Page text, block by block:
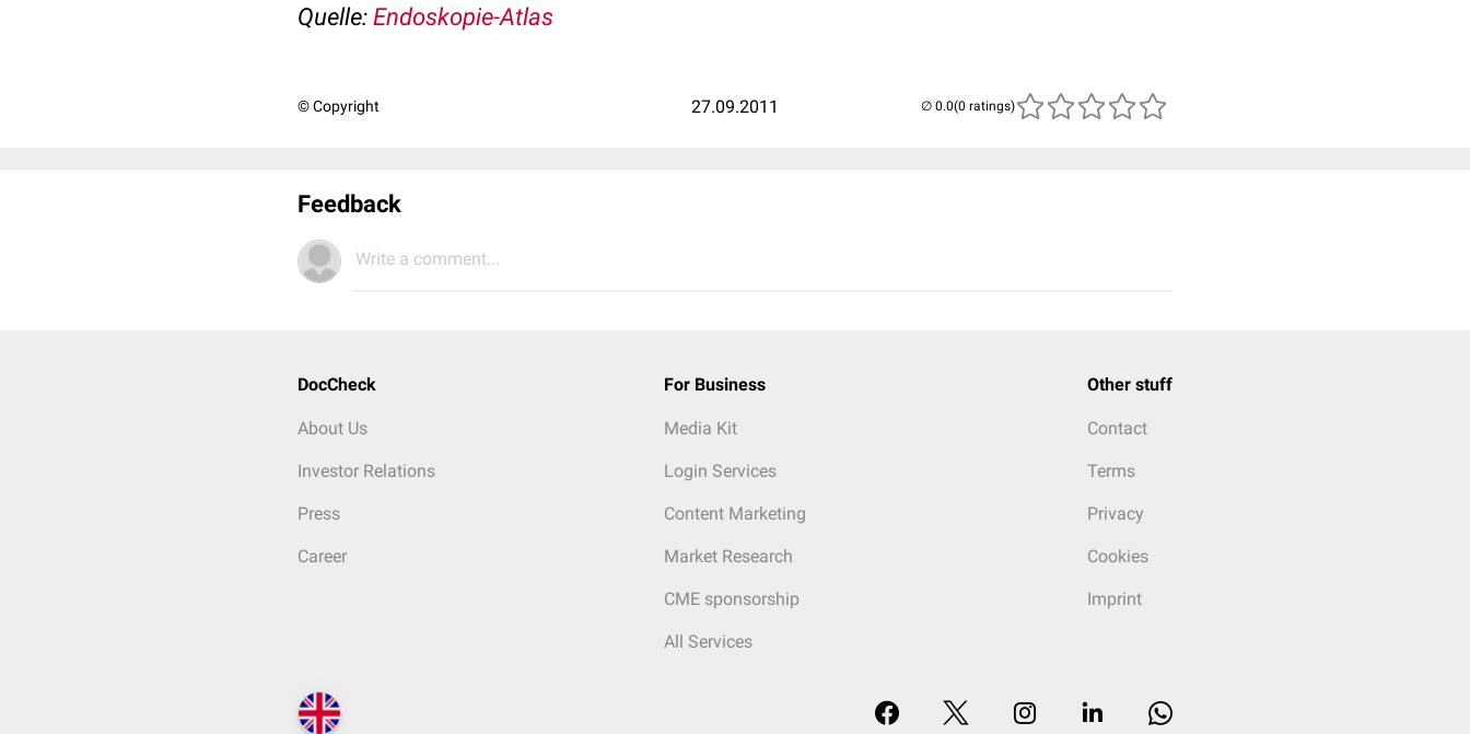
Quelle: Endoskopie-Atlas
© Copyright 27.09.2011 (0 ratings)
Feedback
Write a comment...
DocCheck
About Us
Investor Relations
Press
Career
For Business
Media Kit
Login Services
Content Marketing
Market Research
CME sponsorship
All Services
Other stuff
Contact
Terms
Privacy
Cookies
Imprint